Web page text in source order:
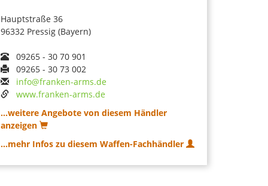
Hauptstraße 36
96332 Pressig (Bayern)
09265 - 30 70 901
09265 - 30 73 002
info@franken-arms.de
www.franken-arms.de
...weitere Angebote von diesem Händler
anzeigen
...mehr Infos zu diesem Waffen-Fachhändler